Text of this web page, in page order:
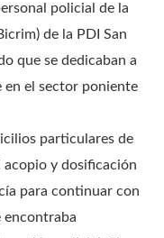
policial de la
de la PDI San
que se dedicaban a
en el sector poniente
particulares de
acopio y dosificación
para continuar con
encontraba